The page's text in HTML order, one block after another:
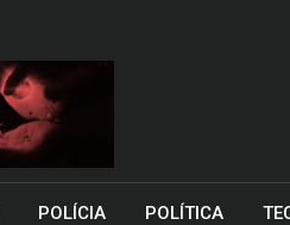
POLÍCIA POLÍTICA